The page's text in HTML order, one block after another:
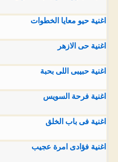
اغنية حيو معايا الخطوات
اغنية حى الازهر
اغنية حبيبى اللى بحبة
اغنية فرحة السويس
اغنية فى باب الخلق
اغنية فؤادى امرة عجيب